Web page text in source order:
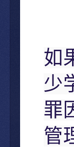
如
少
罪
管